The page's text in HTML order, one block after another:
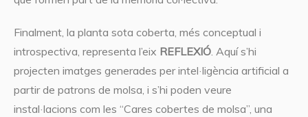
Finalment, la planta sota coberta, més conceptual i
introspectiva, representa l’eix REFLEXIÓ. Aquí s’hi
projecten imatges generades per intel·ligència artificial a
partir de patrons de molsa, i s’hi poden veure
instal·lacions com les “Cares cobertes de molsa”, una